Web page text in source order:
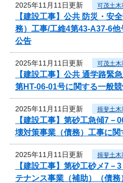
2025年11月11日更新 可茂土木
【建設工事】公共 防災・安
務）工事/工維4第43-A37-6
公告
2025年11月11日更新 可茂土木
【建設工事】公共 通学路緊
第HT-06-01号に関する一般
2025年11月11日更新 揖斐土木
【建設工事】第砂工急傾7
壊対策事業（債務）工事に
2025年11月11日更新 揖斐土木
【建設工事】第砂工砂メ7
テナンス事業（補助）（債